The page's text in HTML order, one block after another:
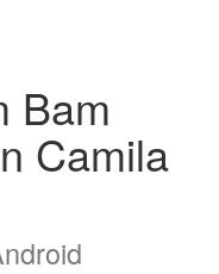
Bam
Camila